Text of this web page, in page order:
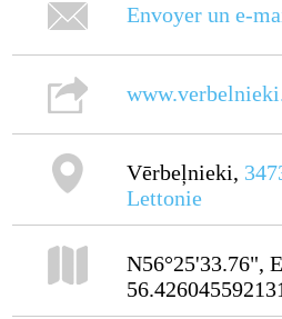
Envoyer un e-
Vērbeļnieki,
Lettonie
N56°25'33.76",